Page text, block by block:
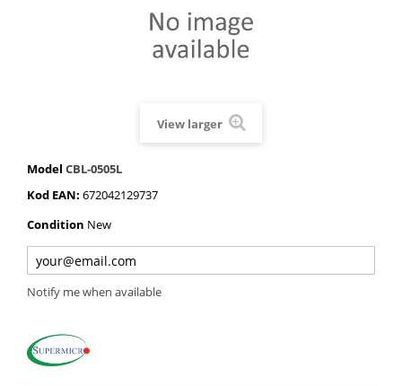
View larger
Model CBL-0505L
Kod EAN: 672042129737
Condition New
Notify me when available